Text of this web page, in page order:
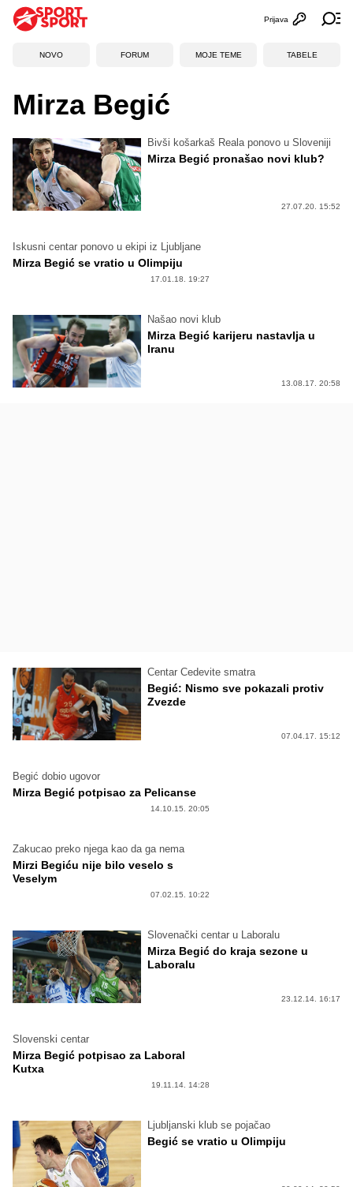
Otvori
Prijava
NOVO FORUM MOJE TEME TABELE
Mirza Begić
Bivši košarkaš Reala ponovo u Sloveniji
Mirza Begić pronašao novi klub?
27.07.20. 15:52
Iskusni centar ponovo u ekipi iz Ljubljane
Mirza Begić se vratio u Olimpiju
17.01.18. 19:27
Našao novi klub
Mirza Begić karijeru nastavlja u
Iranu
13.08.17. 20:58
Centar Cedevite smatra
Begić: Nismo sve pokazali protiv
Zvezde
07.04.17. 15:12
Begić dobio ugovor
Mirza Begić potpisao za Pelicanse
14.10.15. 20:05
Zakucao preko njega kao da ga nema
Mirzi Begiću nije bilo veselo s
Veselym
07.02.15. 10:22
Slovenački centar u Laboralu
Mirza Begić do kraja sezone u
Laboralu
23.12.14. 16:17
Slovenski centar
Mirza Begić potpisao za Laboral
Kutxa
19.11.14. 14:28
Ljubljanski klub se pojačao
Begić se vratio u Olimpiju